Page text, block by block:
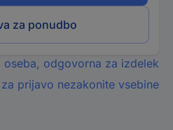
za ponudbo
oseba, odgovorna za izdelek
prijavo nezakonite vsebine